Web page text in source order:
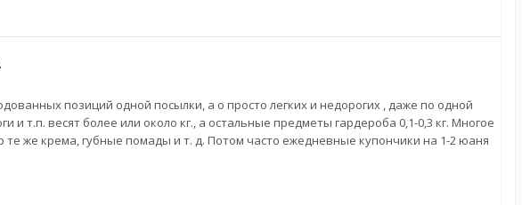
позиций одной посылки, а о просто легких и недорогих , даже по одной
и т.п. весят более или около кг., а остальные предметы гардероба 0,1-0,3 кг. Многое
те же крема, губные помады и т. д. Потом часто ежедневные купончики на 1-2 юаня